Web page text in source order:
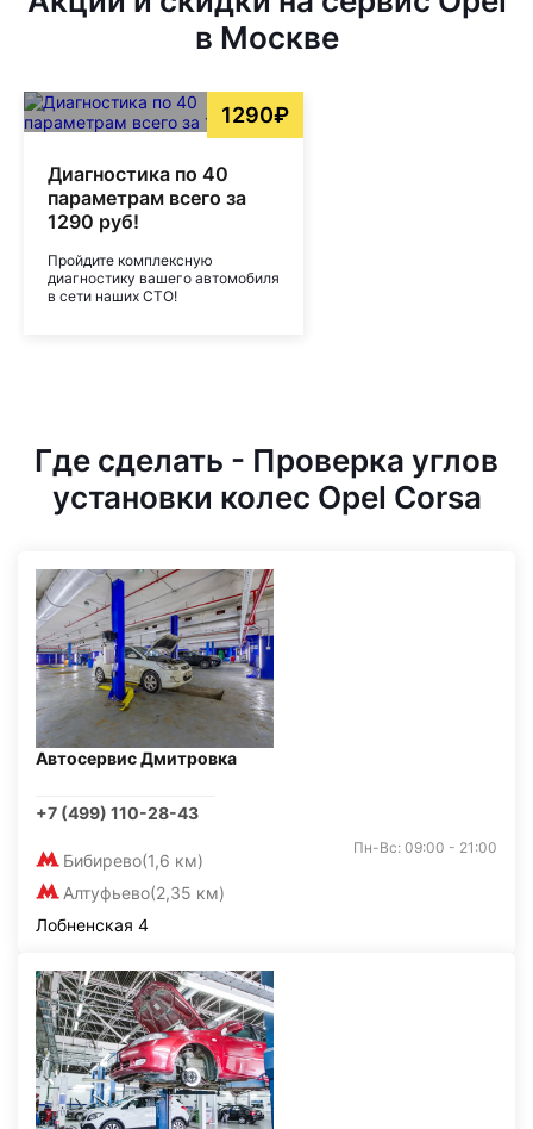
в Москве
1290₽
Диагностика по 40
параметрам всего за
1290 руб!
Пройдите комплексную
диагностику вашего автомобиля
в сети наших СТО!
Где сделать - Проверка углов
установки колес Opel Corsa
Автосервис Дмитровка
+7 (499) 110-28-43
Бибирево(1,6 км)
Алтуфьево(2,35 км)
Пн-Вс: 09:00 - 21:00
Лобненская 4